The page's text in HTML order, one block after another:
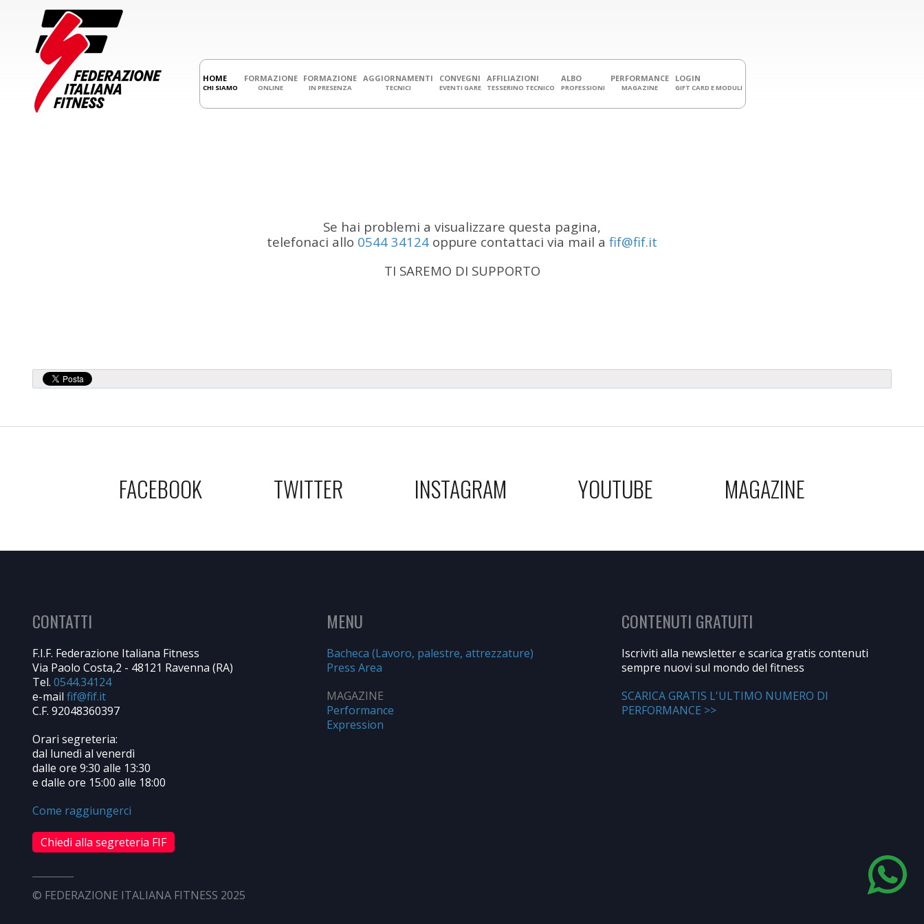
HOME
CHI SIAMO
FORMAZIONE
ONLINE
FORMAZIONE
IN PRESENZA
AGGIORNAMENTI
TECNICI
CONVEGNI
EVENTI GARE
AFFILIAZIONI
TESSERINO TECNICO
ALBO
PROFESSIONI
PERFORMANCE
MAGAZINE
LOGIN
GIFT CARD E MODULI
Se hai problemi a visualizzare questa pagina,
telefonaci allo 0544 34124 oppure contattaci via mail a
TI SAREMO DI SUPPORTO
FACEBOOK TWITTER INSTAGRAM YOUTUBE MAGAZINE
CONTATTI
F.I.F. Federazione Italiana Fitness
Via Paolo Costa,2 - 48121 Ravenna (RA)
Tel. 0544.34124
e-mail
C.F. 92048360397
Orari segreteria:
dal lunedì al venerdì
dalle ore 9:30 alle 13:30
e dalle ore 15:00 alle 18:00
Come raggiungerci
Chiedi alla segreteria FIF
© FEDERAZIONE ITALIANA FITNESS 2025
MENU
Bacheca (Lavoro, palestre, attrezzature)
Press Area
MAGAZINE
Performance
Expression
CONTENUTI GRATUITI
Iscriviti alla newsletter e scarica gratis contenuti
sempre nuovi sul mondo del fitness
SCARICA GRATIS L'ULTIMO NUMERO DI
PERFORMANCE >>